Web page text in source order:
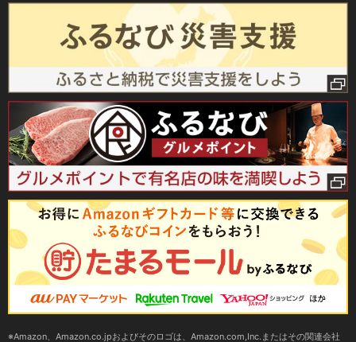
Amazon、Amazon.co.jpおよびそのロゴは、Amazon.com,Inc.またはその関連会社